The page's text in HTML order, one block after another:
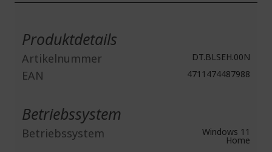
Produktdetails
Artikelnummer DT.BLSEH.00N
EAN 4711474487988
Betriebssystem
Betriebssystem Windows 11
Home